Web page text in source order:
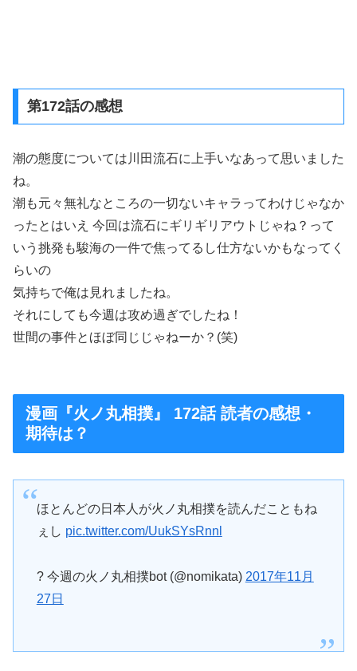
第172話の感想
潮の態度については川田流石に上手いなあって思いました
ね。
潮も元々無礼なところの一切ないキャラってわけじゃなか
ったとはいえ 今回は流石にギリギリアウトじゃね？って
いう挑発も駿海の一件で焦ってるし仕方ないかもなってく
らいの
気持ちで俺は見れましたね。
それにしても今週は攻め過ぎでしたね！
世間の事件とほぼ同じじゃねーか？(笑)
漫画『火ノ丸相撲』 172話 読者の感想・
期待は？
ほとんどの日本人が火ノ丸相撲を読んだこともね
ぇし pic.twitter.com/UukSYsRnnl
? 今週の火ノ丸相撲bot (@nomikata) 2017年11月
27日